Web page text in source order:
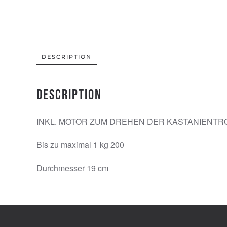
DESCRIPTION
Description
INKL. MOTOR ZUM DREHEN DER
Bis zu maximal 1 kg 200
Durchmesser 19 cm